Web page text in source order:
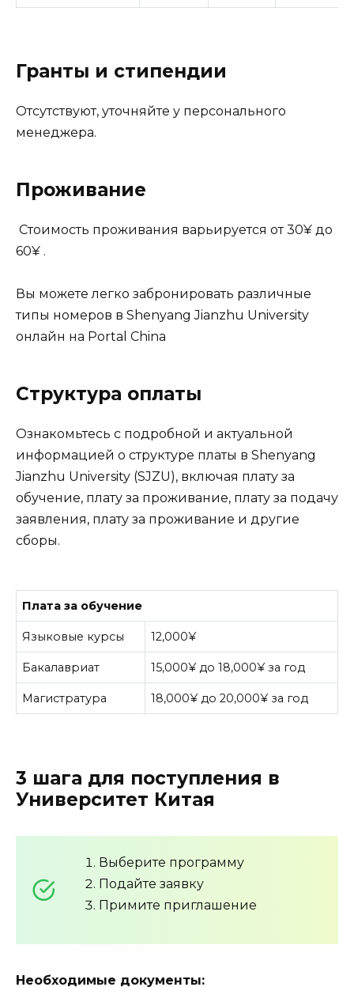
Гранты и стипендии
Отсутствуют, уточняйте у персонального
менеджера.
Проживание
Стоимость проживания варьируется от 30¥ до
60¥ .
Вы можете легко забронировать различные
типы номеров в Shenyang Jianzhu University
онлайн на Portal China
Структура оплаты
Ознакомьтесь с подробной и актуальной
информацией о структуре платы в Shenyang
Jianzhu University (SJZU), включая плату за
обучение, плату за проживание, плату за подачу
заявления, плату за проживание и другие
сборы.
Плата за обучение
Языковые курсы 12,000¥
Бакалавриат 15,000¥ до 18,000¥ за год
Магистратура 18,000¥ до 20,000¥ за год
3 шага для поступления в
Университет Китая
Выберите программу
Подайте заявку
Примите приглашение
Необходимые документы: